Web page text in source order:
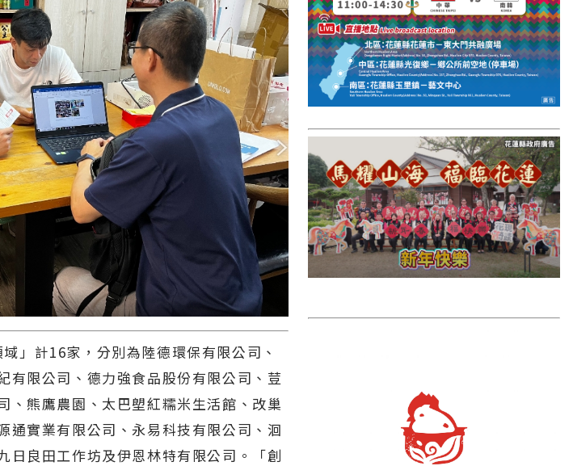
其他地區
新竹市
和平鄉
台南市
澎湖縣
香港
台東市
雲林縣
長濱鄉
彰化縣
」計16家，分別為陸德環保有限公司、
有限公司、德力強食品股份有限公司、荳
、熊鷹農園、太巴塱紅糯米生活館、改巢
通實業有限公司、永易科技有限公司、洄
日良田工作坊及伊恩林特有限公司。「創